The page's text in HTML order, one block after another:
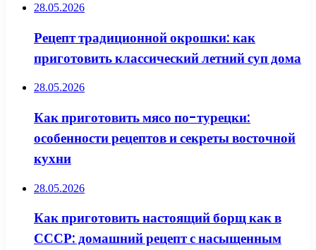
28.05.2026
Рецепт традиционной окрошки: как
приготовить классический летний суп дома
28.05.2026
Как приготовить мясо по-турецки:
особенности рецептов и секреты восточной
кухни
28.05.2026
Как приготовить настоящий борщ как в
СССР: домашний рецепт с насыщенным